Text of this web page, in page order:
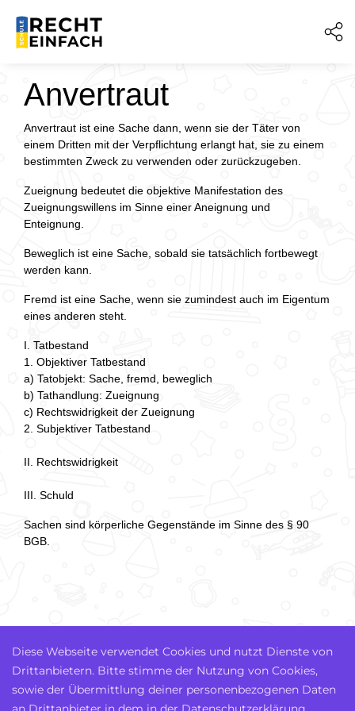
Anvertraut
Anvertraut ist eine Sache dann, wenn sie der Täter von
einem Dritten mit der Verpflichtung erlangt hat, sie zu einem
bestimmten Zweck zu verwenden oder zurückzugeben.
Zueignung bedeutet die objektive Manifestation des
Zueignungswillens im Sinne einer Aneignung und
Enteignung.
Beweglich ist eine Sache, sobald sie tatsächlich fortbewegt
werden kann.
Fremd ist eine Sache, wenn sie zumindest auch im Eigentum
eines anderen steht.
I. Tatbestand
1. Objektiver Tatbestand
a) Tatobjekt: Sache, fremd, beweglich
b) Tathandlung: Zueignung
c) Rechtswidrigkeit der Zueignung
2. Subjektiver Tatbestand
II. Rechtswidrigkeit
III. Schuld
Sachen sind körperliche Gegenstände im Sinne des § 90
BGB.
Diese Webseite verwendet Cookies und nutzt Dienste von
Drittanbietern. Bitte stimme der Nutzung von Cookies,
sowie der Übermittlung deiner personenbezogenen Daten